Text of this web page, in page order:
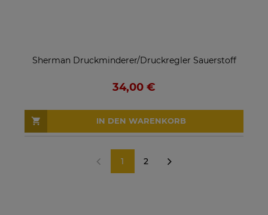
Sherman Druckminderer/Druckregler Sauerstoff
34,00 €
IN DEN WARENKORB
1 2